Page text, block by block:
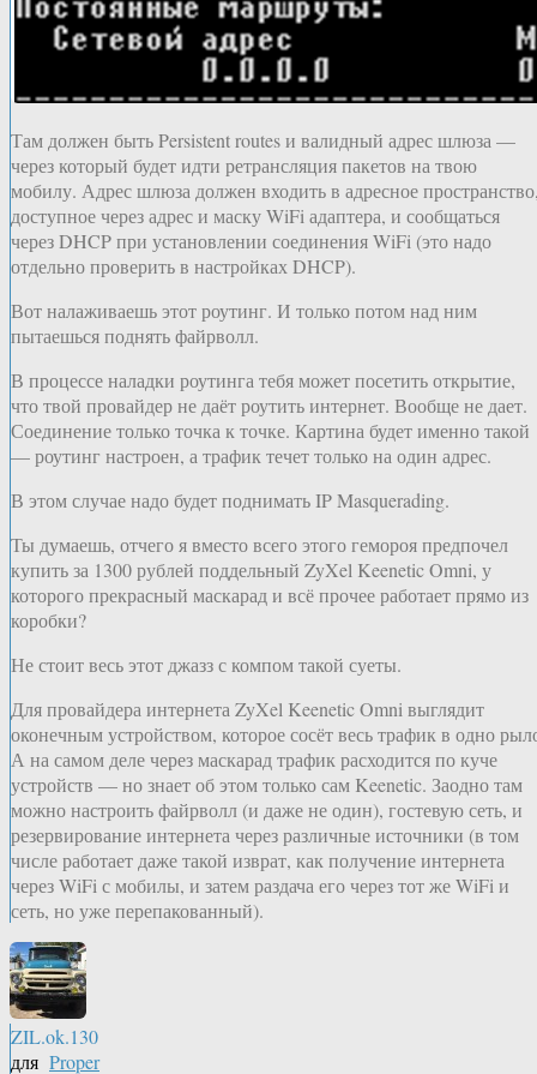
Там должен быть Persistent routes и валидный адрес шлюза —
через который будет идти ретрансляция пакетов на твою
мобилу. Адрес шлюза должен входить в адресное
доступное через адрес и маску WiFi адаптера, и сообщаться
через DHCP при установлении соединения WiFi (это надо
отдельно проверить в настройках DHCP).
Вот налаживаешь этот роутинг. И только потом над ним
пытаешься поднять файрволл.
В процессе наладки роутинга тебя может посетить открытие,
что твой провайдер не даёт роутить интернет. Вообще не дает.
Соединение только точка к точке. Картина будет именно такой
— роутинг настроен, а трафик течет только на один адрес.
В этом случае надо будет поднимать IP Masquerading.
Ты думаешь, отчего я вместо всего этого гемороя предпочел
купить за 1300 рублей поддельный ZyXel Keenetic Omni, у
которого прекрасный маскарад и всё прочее работает прямо из
коробки?
Не стоит весь этот джазз с компом такой суеты.
Для провайдера интернета ZyXel Keenetic Omni выглядит
оконечным устройством, которое сосёт весь трафик в одно
А на самом деле через маскарад трафик расходится по куче
устройств — но знает об этом только сам Keenetic. Заодно там
можно настроить файрволл (и даже не один), гостевую сеть, и
резервирование интернета через различные источники (в том
числе работает даже такой изврат, как получение интернета
через WiFi с мобилы, и затем раздача его через тот же WiFi и
сеть, но уже перепакованный).
ZIL.ok.130
для Proper